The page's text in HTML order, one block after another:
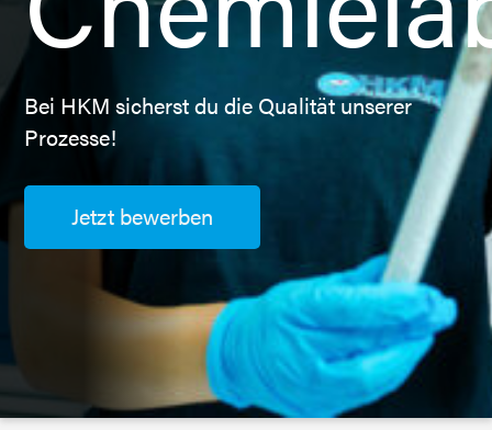
Bei HKM sicherst du die Qualität unserer
Prozesse!
Jetzt bewerben